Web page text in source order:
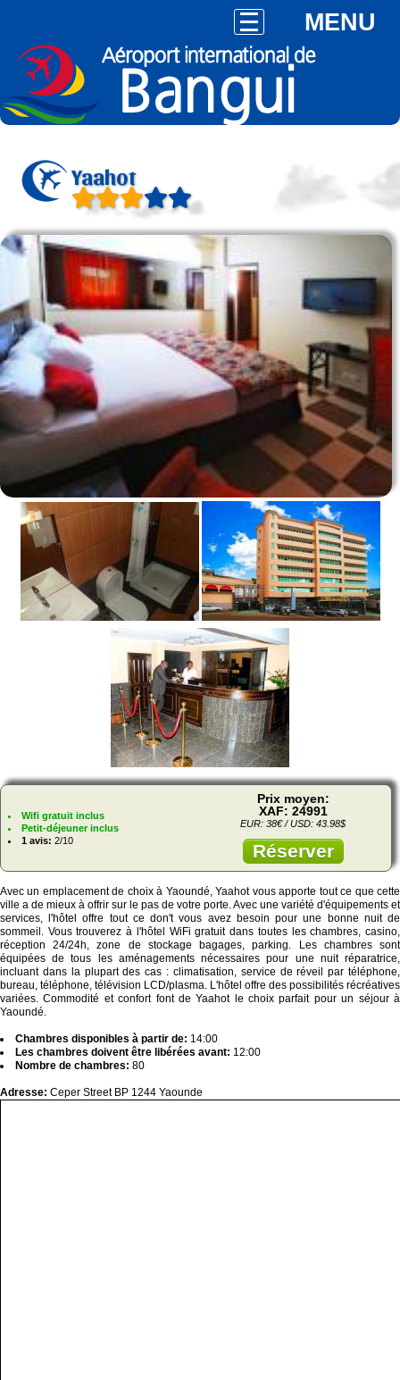
MENU
Yaahot
Wifi gratuit inclus
Petit-déjeuner inclus
1 avis: 2/10
Prix moyen:
XAF: 24991
EUR: 38€ / USD: 43.98$
Réserver
Avec un emplacement de choix à Yaoundé, Yaahot vous apporte tout ce que cette
ville a de mieux à offrir sur le pas de votre porte. Avec une variété d'équipements et
services, l'hôtel offre tout ce don't vous avez besoin pour une bonne nuit de
sommeil. Vous trouverez à l'hôtel WiFi gratuit dans toutes les chambres, casino,
réception 24/24h, zone de stockage bagages, parking. Les chambres sont
équipées de tous les aménagements nécessaires pour une nuit réparatrice,
incluant dans la plupart des cas : climatisation, service de réveil par téléphone,
bureau, téléphone, télévision LCD/plasma. L'hôtel offre des possibilités récréatives
variées. Commodité et confort font de Yaahot le choix parfait pour un séjour à
Yaoundé.
Chambres disponibles à partir de: 14:00
Les chambres doivent être libérées avant: 12:00
Nombre de chambres: 80
Adresse: Ceper Street BP 1244 Yaounde